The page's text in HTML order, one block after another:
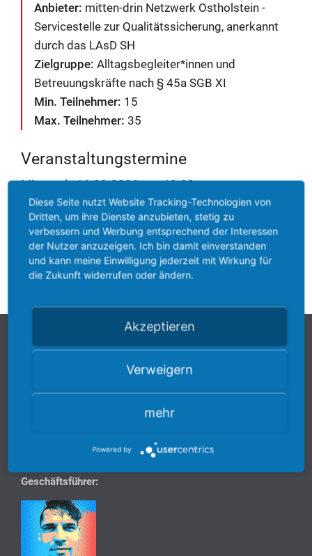
Anbieter: mitten-drin Netzwerk Ostholstein -
Servicestelle zur Qualitätssicherung, anerkannt
durch das LAsD SH
Zielgruppe: Alltagsbegleiter*innen und
Betreuungskräfte nach § 45a SGB XI
Min. Teilnehmer: 15
Max. Teilnehmer: 35
Veranstaltungstermine
Mittwoch,16.09.2026von10:00
bis17:15Uhr
Ort: Johannisstraße 3, 23758
Oldenburg in Holstein
Anmeldeschluss: 16.08.2026
buchen
mitten-drin Netzwerk Ostholstein gGmbH
23751 Oldenburg in Holstein
Geschäftsführer:
Diese Seite nutzt Website Tracking-Technologien von
Dritten, um ihre Dienste anzubieten, stetig zu
verbessern und Werbung entsprechend der Interessen
der Nutzer anzuzeigen. Ich bin damit einverstanden
und kann meine Einwilligung jederzeit mit Wirkung für
die Zukunft widerrufen oder ändern.
Akzeptieren
Verweigern
mehr
Powered by